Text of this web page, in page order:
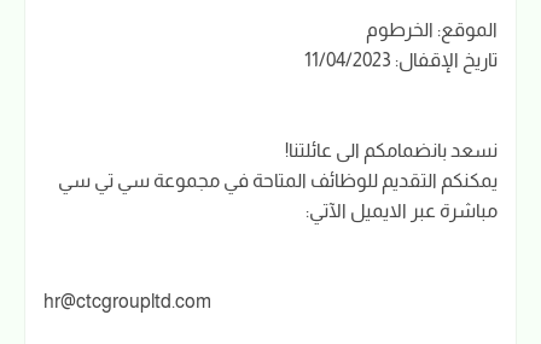
الموقع: الخرطوم
تاريخ الإقفال: 11/04/2023
نسعد بانضمامكم الى عائلتنا!
يمكنكم التقديم للوظائف المتاحة في مجموعة سي تي سي
مباشرة عبر الايميل الآتي:
hr@ctcgroupltd.com